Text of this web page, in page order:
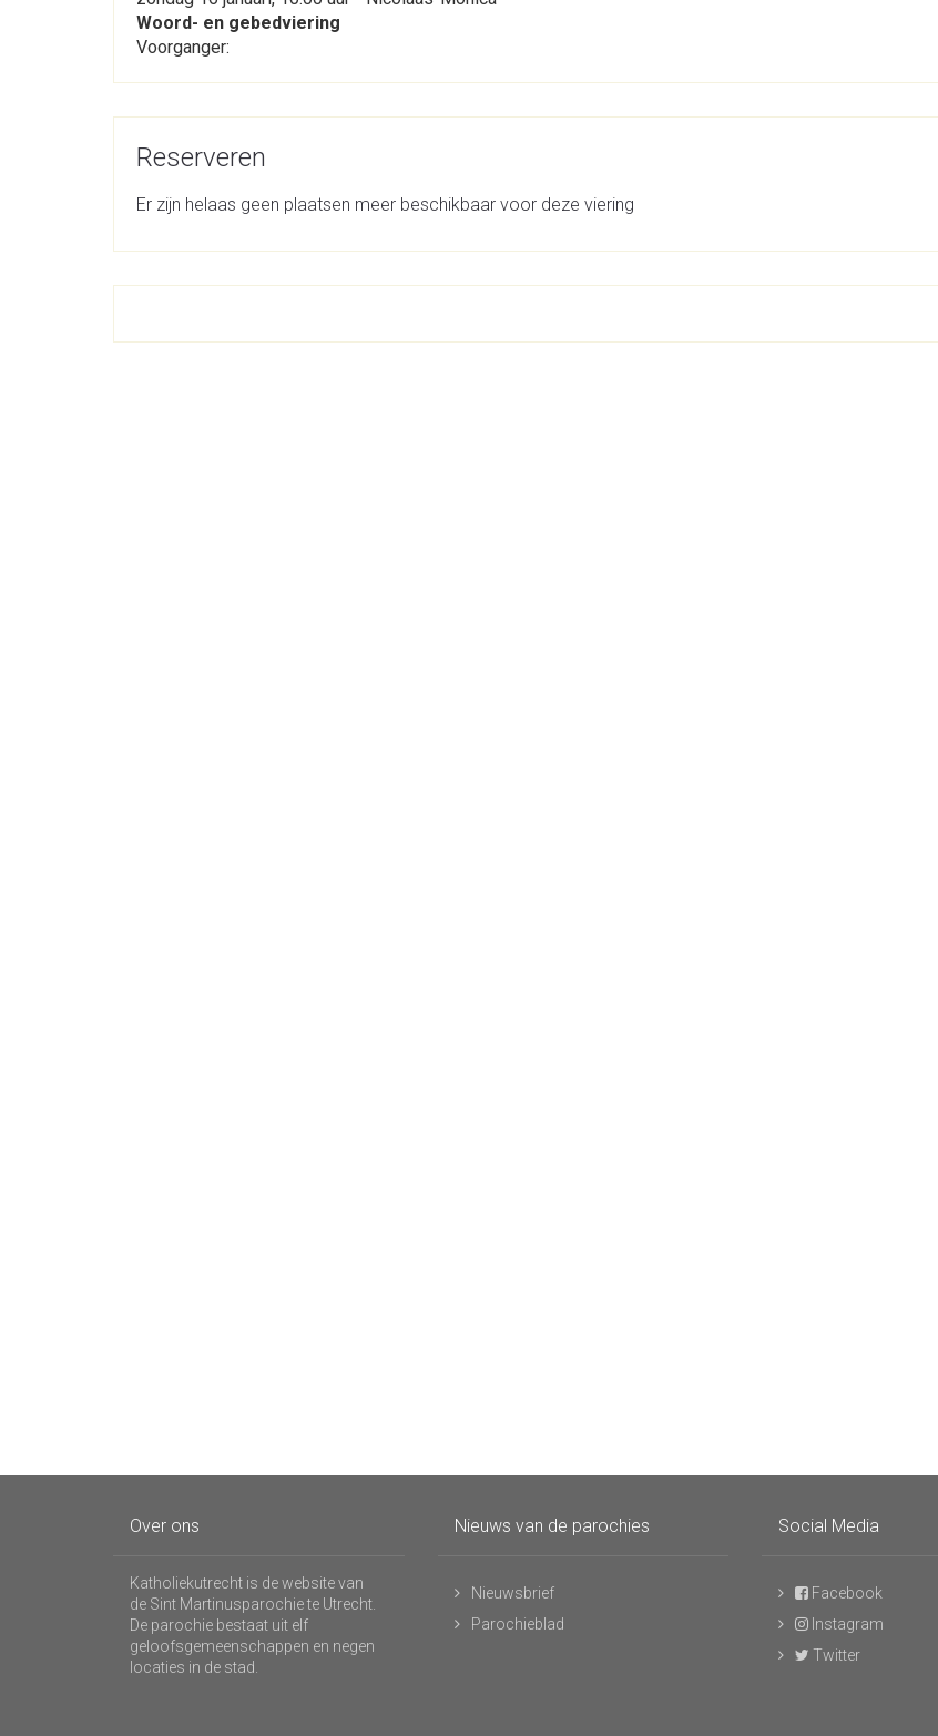
Woord- en gebedviering
Voorganger:
Reserveren
Er zijn helaas geen plaatsen meer beschikbaar voor deze viering
Over ons
Katholiekutrecht is de website van
de Sint Martinusparochie te Utrecht.
De parochie bestaat uit elf
geloofsgemeenschappen en negen
locaties in de stad.
Nieuws van de parochies
Nieuwsbrief
Parochieblad
Social Media
Facebook
Instagram
Twitter